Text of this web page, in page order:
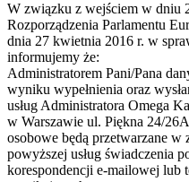
W związku z wejściem w dniu
Rozporządzenia Parlamentu
dnia 27 kwietnia 2016 r. w
informujemy że:
Administratorem Pani/Pana
wyniku wypełnienia oraz
usług Administratora Omega
w Warszawie ul. Piękna 24/
osobowe będą przetwarzane w
powyższej usług świadczenia
korespondencji e-mailowej lub